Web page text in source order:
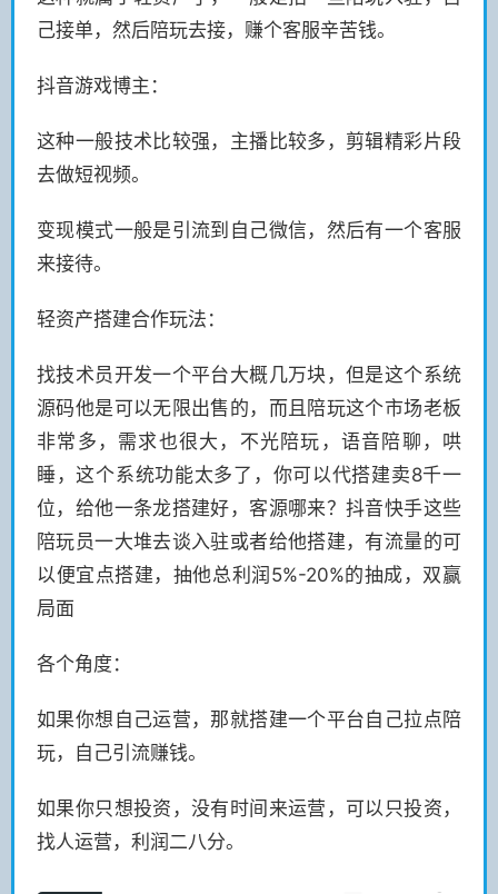
己接单，然后陪玩去接，赚个客服辛苦钱。
抖音游戏博主：
这种一般技术比较强，主播比较多，剪辑精彩片段
去做短视频。
变现模式一般是引流到自己微信，然后有一个客服
来接待。
轻资产搭建合作玩法：
找技术员开发一个平台大概几万块，但是这个系统
源码他是可以无限出售的，而且陪玩这个市场老板
非常多，需求也很大，不光陪玩，语音陪聊，哄
睡，这个系统功能太多了，你可以代搭建卖8千一
位，给他一条龙搭建好，客源哪来？抖音快手这些
陪玩员一大堆去谈入驻或者给他搭建，有流量的可
以便宜点搭建，抽他总利润5%-20%的抽成，双赢
局面
各个角度：
如果你想自己运营，那就搭建一个平台自己拉点陪
玩，自己引流赚钱。
如果你只想投资，没有时间来运营，可以只投资，
找人运营，利润二八分。